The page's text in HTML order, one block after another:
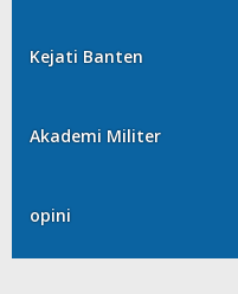
Kejati Banten
Akademi Militer
opini